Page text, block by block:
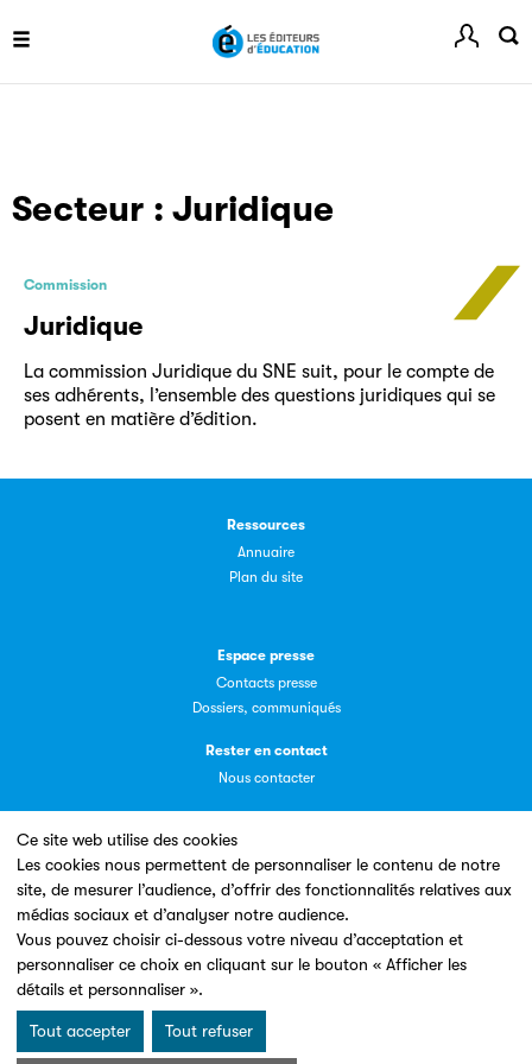
Ce site web utilise des cookies
Les cookies nous permettent de personnaliser le contenu de notre
site, de mesurer l’audience, d’offrir des fonctionnalités relatives aux
médias sociaux et d’analyser notre audience.
Vous pouvez choisir ci-dessous votre niveau d’acceptation et
personnaliser ce choix en cliquant sur le bouton « Afficher les
détails et personnaliser ».
Tout accepter Tout refuser
Secteur : Juridique
Commission
Juridique
La commission Juridique du SNE suit, pour le compte de
ses adhérents, l’ensemble des questions juridiques qui se
posent en matière d’édition.
Ressources
Annuaire
Plan du site
Espace presse
Contacts presse
Dossiers, communiqués
Rester en contact
Nous contacter
Un site conçu en partenariat avec le
Mentions légales & Conditions d’utilisation
Festival du Livre de Paris
Site officiel du Festival du Livre de Paris, pour vous tenir
Clic.EDIt, pour faciliter les échanges informatisés entre
tous les acteurs de la filière de la fabrication de livres.